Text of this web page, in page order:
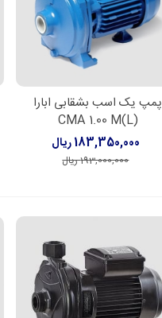
افزودن به سبد خرید
پمپ یک اسب بشقابی ابارا
CMA 1.00 M(L)
183,350,000 ریال
193,000,000 ریال